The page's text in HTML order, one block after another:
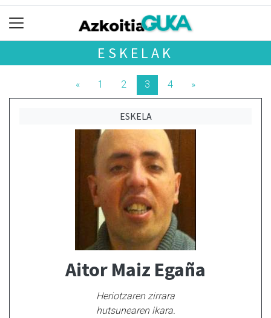
ESKELAK
« 1 2 3 4 »
ESKELA
Aitor Maiz Egaña
Heriotzaren zirrara
hutsunearen ikara.